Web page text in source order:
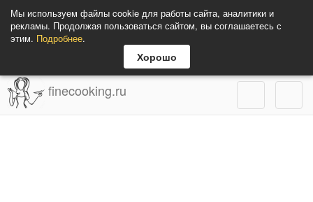
Мы используем файлы cookie для работы сайта, аналитики и
рекламы. Продолжая пользоваться сайтом, вы соглашаетесь с
этим. Подробнее.
Хорошо
finecooking.ru